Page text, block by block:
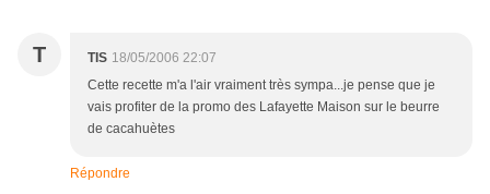
T TIS 18/05/2006 22:07
Cette recette m'a l'air vraiment très sympa...je pense que je
vais profiter de la promo des Lafayette Maison sur le beurre
de cacahuètes
Répondre